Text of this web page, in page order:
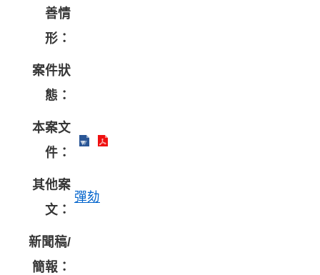
善情
形：
案件狀
態：
本案文
件：
其他案
文：
彈劾
新聞稿/
簡報：